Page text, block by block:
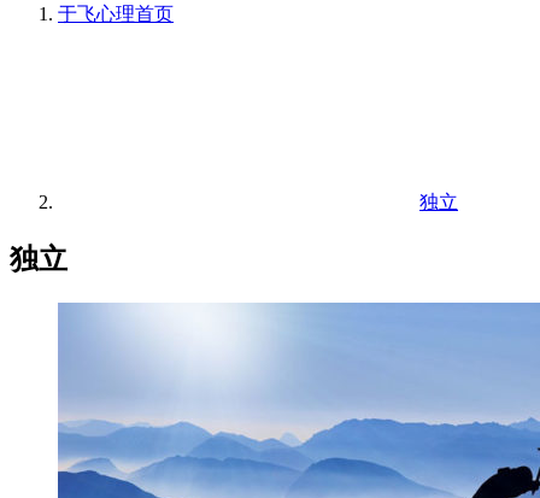
于飞心理首页
独立
独立